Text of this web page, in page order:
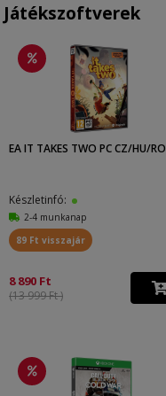
Játékszoftverek
EA IT TAKES TWO PC CZ/HU/RO
Készletinfó:
2-4 munkanap
89 Ft visszajár
8 890 Ft
(13 999 Ft )